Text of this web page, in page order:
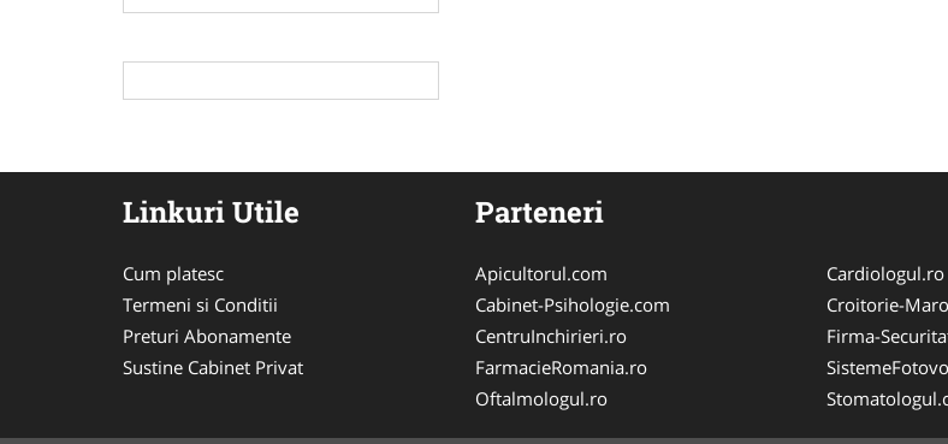
Linkuri Utile
Cum platesc
Termeni si Conditii
Preturi Abonamente
Sustine Cabinet Privat
Parteneri
Apicultorul.com
Cabinet-Psihologie.com
CentruInchirieri.ro
FarmacieRomania.ro
Oftalmologul.ro
Cardiologul.ro
Croitorie-
Firma-